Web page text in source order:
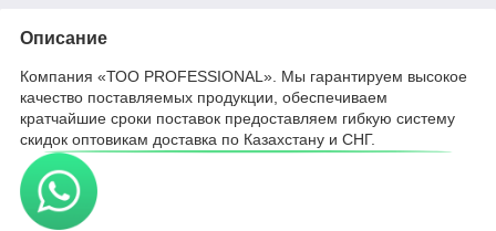
Описание
Компания «ТОО PROFESSIONAL». Мы гарантируем высокое
качество поставляемых продукции, обеспечиваем
кратчайшие сроки поставок предоставляем гибкую систему
скидок оптовикам доставка по Казахстану и СНГ.